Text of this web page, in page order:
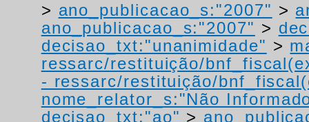
> ano_publicacao_s:"2007" >
ano_publicacao_s:"2007" >
decisao_txt:"unanimidade" >
ressarc/restituição/
- ressarc/restituição/
nome_relator_s:"Não
decisao_txt:"ao" >